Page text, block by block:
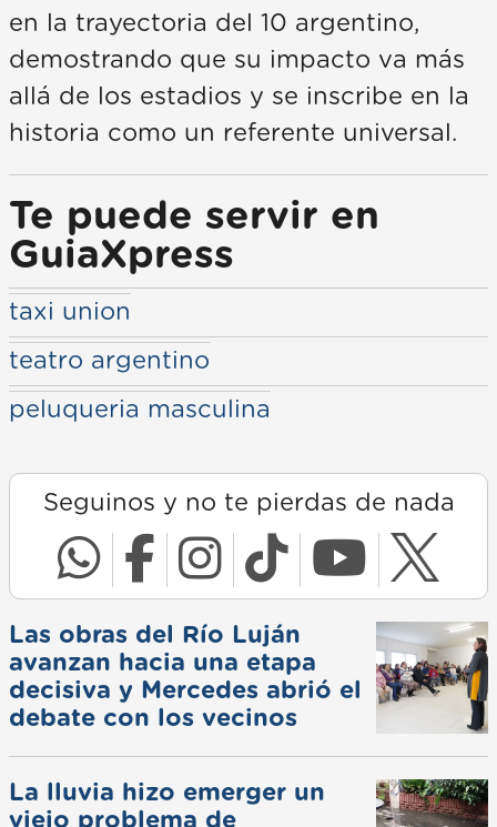
en la trayectoria del 10 argentino,
demostrando que su impacto va más
allá de los estadios y se inscribe en la
historia como un referente universal.
Te puede servir en
GuiaXpress
taxi union
teatro argentino
peluqueria masculina
Seguinos y no te pierdas de nada
Las obras del Río Luján
avanzan hacia una etapa
decisiva y Mercedes abrió el
debate con los vecinos
La lluvia hizo emerger un
viejo problema de